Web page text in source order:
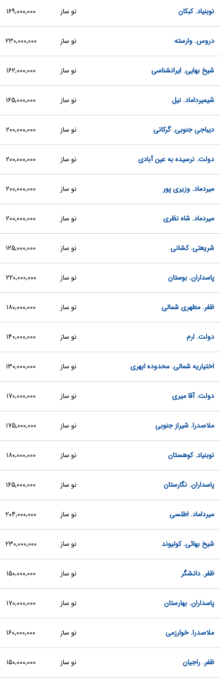
نوبنیاد. کبکان نو ساز ۱۶۹,۰۰۰,۰۰۰
دروس. وارسته نو ساز ۲۳۰,۰۰۰,۰۰۰
شیخ بهایی. ایرانشناسی نو ساز ۱۶۲,۰۰۰,۰۰۰
شیمیرداماد. نیل نو ساز ۱۶۵,۰۰۰,۰۰۰
دیباجی جنوبی. گرکانی نو ساز ۲۰۰,۰۰۰,۰۰۰
دولت. نرسیده به عین آبادی نو ساز ۲۰۰,۰۰۰,۰۰۰
میردماد. وزیری پور نو ساز ۲۰۰,۰۰۰,۰۰۰
میردماد. شاه نظری نو ساز ۲۰۰,۰۰۰,۰۰۰
شریعتی. کشانی نو ساز ۱۲۵,۰۰۰,۰۰۰
پاسداران. بوستان نو ساز ۲۲۰,۰۰۰,۰۰۰
ظفر. مطهری شمالی نو ساز ۱۸۰,۰۰۰,۰۰۰
دولت. ارم نو ساز ۱۴۰,۰۰۰,۰۰۰
اختیاریه شمالی. محدوده ابهری نو ساز ۱۳۰,۰۰۰,۰۰۰
دولت. آقا میری نو ساز ۱۷۰,۰۰۰,۰۰۰
ملاصدرا. شیراز جنوبی نو ساز ۱۷۵,۰۰۰,۰۰۰
نوبنیاد. کوهستان نو ساز ۱۸۰,۰۰۰,۰۰۰
پاسداران. نگارستان نو ساز ۱۶۵,۰۰۰,۰۰۰
میرداماد. اطلسی نو ساز ۲۰۴,۰۰۰,۰۰۰
شیخ بهائی. کولیوند نو ساز ۲۳۰,۰۰۰,۰۰۰
ظفر. دانشگر نو ساز ۱۵۰,۰۰۰,۰۰۰
پاسداران. بهارستان نو ساز ۱۷۰,۰۰۰,۰۰۰
ملاصدرا. خوارزمی نو ساز ۱۶۰,۰۰۰,۰۰۰
ظفر. راجیان نو ساز ۱۵۰,۰۰۰,۰۰۰